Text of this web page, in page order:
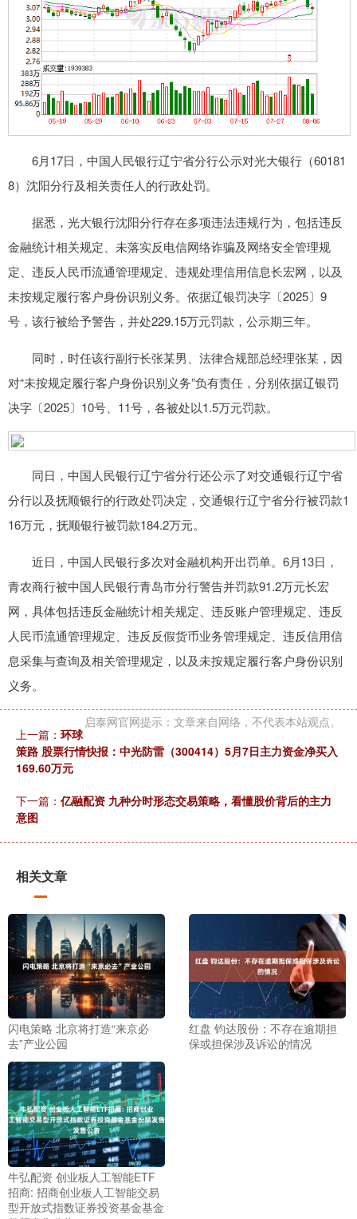
6月17日，中国人民银行辽宁省分行公示对光大银行（60181
8）沈阳分行及相关责任人的行政处罚。
据悉，光大银行沈阳分行存在多项违法违规行为，包括违反
金融统计相关规定、未落实反电信网络诈骗及网络安全管理规
定、违反人民币流通管理规定、违规处理信用信息长宏网，以及
未按规定履行客户身份识别义务。依据辽银罚决字〔2025〕9
号，该行被给予警告，并处229.15万元罚款，公示期三年。
同时，时任该行副行长张某男、法律合规部总经理张某，因
对“未按规定履行客户身份识别义务”负有责任，分别依据辽银罚
决字〔2025〕10号、11号，各被处以1.5万元罚款。
同日，中国人民银行辽宁省分行还公示了对交通银行辽宁省
分行以及抚顺银行的行政处罚决定，交通银行辽宁省分行被罚款1
16万元，抚顺银行被罚款184.2万元。
近日，中国人民银行多次对金融机构开出罚单。6月13日，
青农商行被中国人民银行青岛市分行警告并罚款91.2万元长宏
网，具体包括违反金融统计相关规定、违反账户管理规定、违反
人民币流通管理规定、违反反假货币业务管理规定、违反信用信
息采集与查询及相关管理规定，以及未按规定履行客户身份识别
义务。
启泰网官网提示：文章来自网络，不代表本站观点。
上一篇： 环球
策路 股票行情快报：中光防雷（300414）5月7日主力资金净买入
169.60万元
下一篇： 亿融配资 九种分时形态交易策略，看懂股价背后的主力
意图
相关文章
闪电策略 北京将打造“来京必
去”产业公园
红盘 钧达股份：不存在逾期担
保或担保涉及诉讼的情况
牛弘配资 创业板人工智能ETF
招商: 招商创业板人工智能交易
型开放式指数证券投资基金基金